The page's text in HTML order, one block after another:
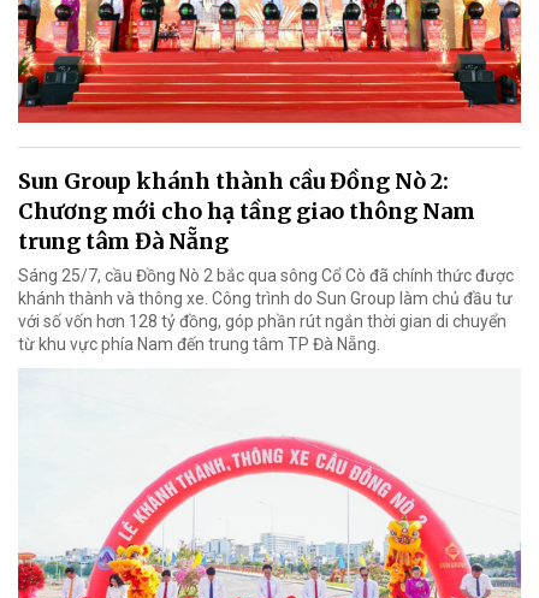
Sun Group khánh thành cầu Đồng Nò 2:
Chương mới cho hạ tầng giao thông Nam
trung tâm Đà Nẵng
Sáng 25/7, cầu Đồng Nò 2 bắc qua sông Cổ Cò đã chính thức được
khánh thành và thông xe. Công trình do Sun Group làm chủ đầu tư
với số vốn hơn 128 tỷ đồng, góp phần rút ngắn thời gian di chuyển
từ khu vực phía Nam đến trung tâm TP Đà Nẵng.